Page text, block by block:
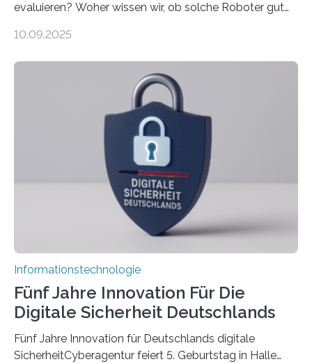
evaluieren? Woher wissen wir, ob solche Roboter gut
sich CAVECORE – ein neues Marie Skłodowska-Curie
koordiniert wird. Ab dem 1. September werden sich
über einen Zeitraum von vier Jahren insgesamt 15
Promovierende im Rahmen von CAVECORE mit
kognitiven Robotern beschäftigen – also mit Robotern,
die mittels Sensoren ihre Umgebung erfassen,
Informationen verarbeiten und häufig auch mit…
10.09.2025
Informationstechnologie
Fünf Jahre Innovation Für Die
Digitale Sicherheit Deutschlands
Fünf Jahre Innovation für Deutschlands digitale
SicherheitCyberagentur feiert 5. Geburtstag in Halle